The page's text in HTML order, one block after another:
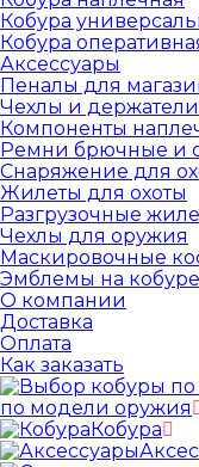
Кобура
Кобура
Аксессуары
Пеналы для
Чехлы и
Компоненты
Ремни брючные и
Снаряжение для
Жилеты для охоты
Разгрузочные
Чехлы для оружия
Маскировочные
Эмблемы на кобуре
О компании
Доставка
Оплата
Как заказать
по модели оружия
Кобура